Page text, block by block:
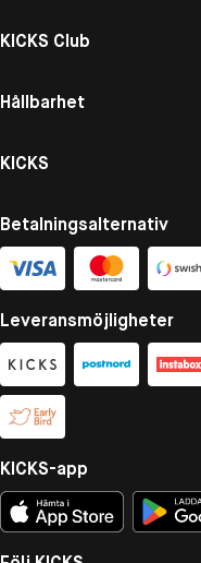
KICKS Club
Hållbarhet
KICKS
Betalningsalternativ
Leveransmöjligheter
KICKS-app